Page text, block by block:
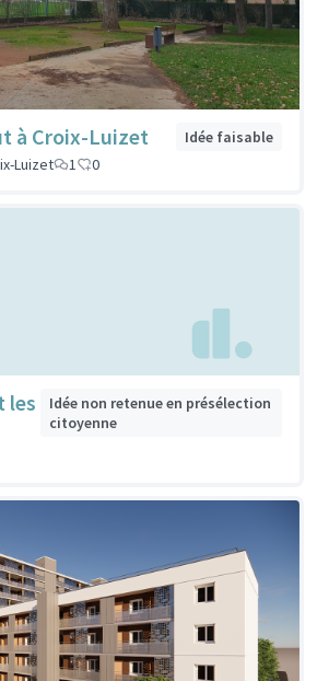
à Croix-Luizet
Idée faisable
Luizet
1 0
les
Idée non retenue en présélection
citoyenne